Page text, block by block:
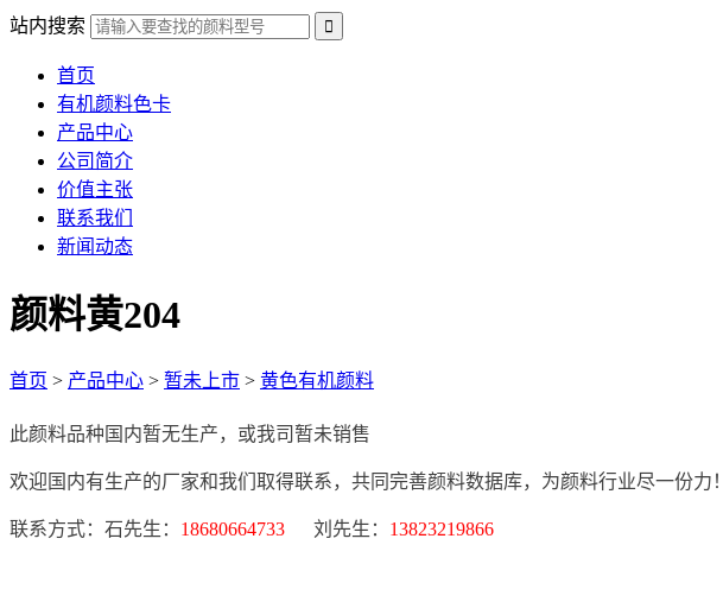
站内搜索
首页
有机颜料色卡
产品中心
公司简介
价值主张
联系我们
新闻动态
颜料黄204
首页 > 产品中心 > 暂未上市 > 黄色有机颜料
此颜料品种国内暂无生产，或我司暂未销售
欢迎国内有生产的厂家和我们取得联系，共同完善颜料数据库，为颜料行业尽一份力！
联系方式：石先生： 18680664733 刘先生： 13823219866